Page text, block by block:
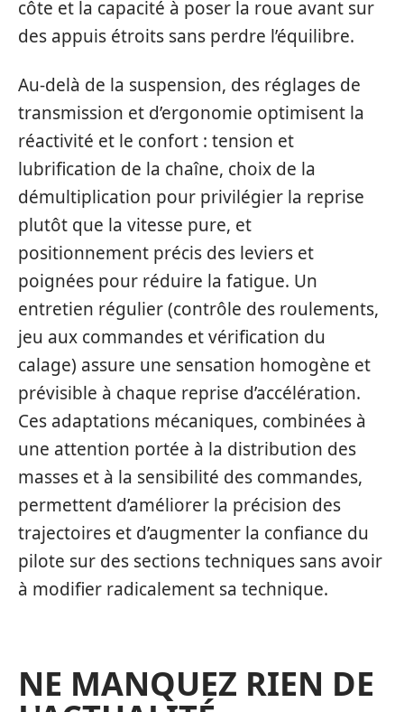
côte et la capacité à poser la roue avant sur
des appuis étroits sans perdre l’équilibre.
Au-delà de la suspension, des réglages de
transmission et d’ergonomie optimisent la
réactivité et le confort : tension et
lubrification de la chaîne, choix de la
démultiplication pour privilégier la reprise
plutôt que la vitesse pure, et
positionnement précis des leviers et
poignées pour réduire la fatigue. Un
entretien régulier (contrôle des roulements,
jeu aux commandes et vérification du
calage) assure une sensation homogène et
prévisible à chaque reprise d’accélération.
Ces adaptations mécaniques, combinées à
une attention portée à la distribution des
masses et à la sensibilité des commandes,
permettent d’améliorer la précision des
trajectoires et d’augmenter la confiance du
pilote sur des sections techniques sans avoir
à modifier radicalement sa technique.
NE MANQUEZ RIEN DE